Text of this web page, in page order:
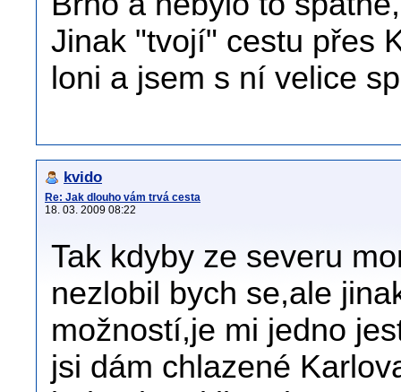
Jinak "tvojí" cestu přes
loni a jsem s ní velice
kvido
Re: Jak dlouho vám trvá cesta
18. 03. 2009 08:22
Tak kdyby ze severu
nezlobil bych se,ale
možností,je mi jedno
jsi dám chlazené